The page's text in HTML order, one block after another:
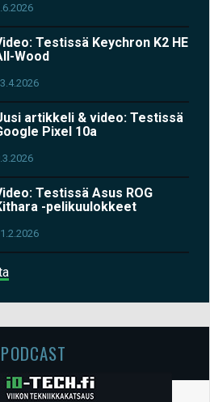
Testissä Keychron K2 HE
Wood
artikkeli & video: Testissä
Pixel 10a
Testissä Asus ROG
-pelikuulokkeet